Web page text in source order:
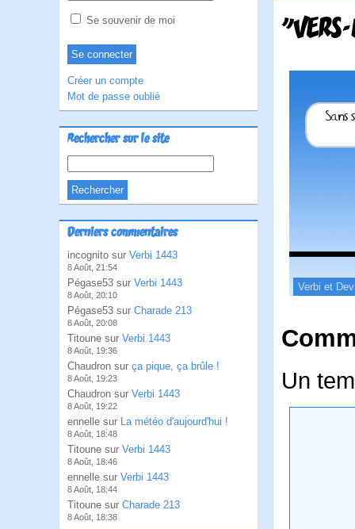
Se souvenir de moi
Créer un compte
Mot de passe oublié
Rechercher sur le site
Derniers commentaires
incognito sur Verbi 1443
8 Août, 21:54
Pégase53 sur Verbi 1443
8 Août, 20:10
Pégase53 sur Charade 213
8 Août, 20:08
Titoune sur Verbi 1443
8 Août, 19:36
Chaudron sur ça pique, ça brûle !
8 Août, 19:23
Chaudron sur Verbi 1443
8 Août, 19:22
ennelle sur La météo d'aujourd'hui !
8 Août, 18:48
Titoune sur Verbi 1443
8 Août, 18:46
ennelle sur Verbi 1443
8 Août, 18:44
Titoune sur Charade 213
8 Août, 18:38
Verbi et
Un